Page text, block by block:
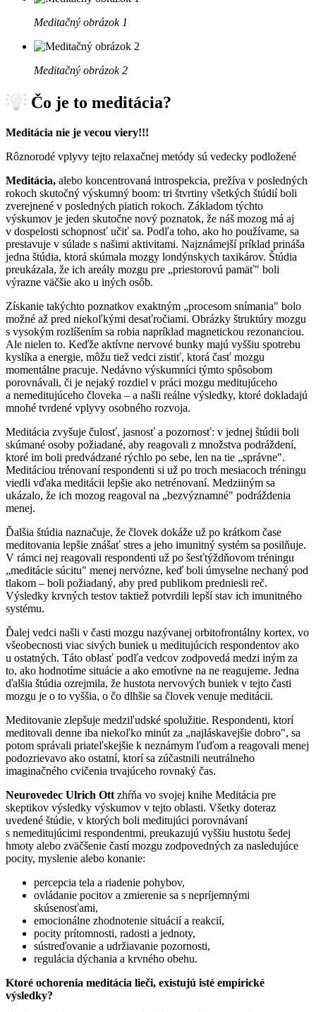
Meditačný obrázok 1
Meditačný obrázok 2
Čo je to meditácia?
Meditácia nie je vecou viery!!!
Rôznorodé vplyvy tejto relaxačnej metódy sú vedecky podložené
Meditácia, alebo koncentrovaná introspekcia, prežíva v posledných
rokoch skutočný výskumný boom: tri štvrtiny všetkých štúdií boli
zverejnené v posledných piatich rokoch. Základom týchto
výskumov je jeden skutočne nový poznatok, že náš mozog má aj
v dospelosti schopnosť učiť sa. Podľa toho, ako ho používame, sa
prestavuje v súlade s našimi aktivitami. Najznámejší príklad prináša
jedna štúdia, ktorá skúmala mozgy londýnskych taxikárov. Štúdia
preukázala, že ich areály mozgu pre „priestorovú pamäť" boli
výrazne väčšie ako u iných osôb.
Získanie takýchto poznatkov exaktným „procesom snímania" bolo
možné až pred niekoľkými desaťročiami. Obrázky štruktúry mozgu
s vysokým rozlíšením sa robia napríklad magnetickou rezonanciou.
Ale nielen to. Keďže aktívne nervové bunky majú vyššiu spotrebu
kyslíka a energie, môžu tiež vedci zistiť, ktorá časť mozgu
momentálne pracuje. Nedávno výskumníci týmto spôsobom
porovnávali, či je nejaký rozdiel v práci mozgu meditujúceho
a nemeditujúceho človeka – a našli reálne výsledky, ktoré dokladajú
mnohé tvrdené vplyvy osobného rozvoja.
Meditácia zvyšuje čulosť, jasnosť a pozornosť: v jednej štúdii boli
skúmané osoby požiadané, aby reagovali z množstva podráždení,
ktoré im boli predvádzané rýchlo po sebe, len na tie „správne".
Meditáciou trénovaní respondenti si už po troch mesiacoch tréningu
viedli vďaka meditácii lepšie ako netrénovaní. Medziiným sa
ukázalo, že ich mozog reagoval na „bezvýznamné" podráždenia
menej.
Ďalšia štúdia naznačuje, že človek dokáže už po krátkom čase
meditovania lepšie znášať stres a jeho imunitný systém sa posilňuje.
V rámci nej reagovali respondenti už po šesťtýždňovom tréningu
„meditácie súcitu" menej nervózne, keď boli úmyselne nechaný pod
tlakom – boli požiadaný, aby pred publikom predniesli reč.
Výsledky krvných testov taktiež potvrdili lepší stav ich imunitného
systému.
Ďalej vedci našli v časti mozgu nazývanej orbitofrontálny kortex, vo
všeobecnosti viac sivých buniek u meditujúcich respondentov ako
u ostatných. Táto oblasť podľa vedcov zodpovedá medzi iným za
to, ako hodnotíme situácie a ako emotívne na ne reagujeme. Jedna
ďalšia štúdia ozrejmila, že hustota nervových buniek v tejto časti
mozgu je o to vyššia, o čo dlhšie sa človek venuje meditácii.
Meditovanie zlepšuje medziľudské spolužitie. Respondenti, ktorí
meditovali denne iba niekoľko minút za „najláskavejšie dobro", sa
potom správali priateľskejšie k neznámym ľuďom a reagovali menej
podozrievavo ako ostatní, ktorí sa zúčastnili neutrálneho
imaginačného cvičenia trvajúceho rovnaký čas.
Neurovedec Ulrich Ott zhŕňa vo svojej knihe Meditácia pre
skeptikov výsledky výskumov v tejto oblasti. Všetky doteraz
uvedené štúdie, v ktorých boli meditujúci porovnávaní
s nemeditujúcimi respondentmi, preukazujú vyššiu hustotu šedej
hmoty alebo zväčšenie častí mozgu zodpovedných za nasledujúce
pocity, myslenie alebo konanie:
percepcia tela a riadenie pohybov,
ovládanie pocitov a zmierenie sa s nepríjemnými
skúsenosťami,
emocionálne zhodnotenie situácií a reakcií,
pocity prítomnosti, radosti a jednoty,
sústreďovanie a udržiavanie pozornosti,
regulácia dýchania a krvného obehu.
Ktoré ochorenia meditácia lieči, existujú isté empirické
výsledky?